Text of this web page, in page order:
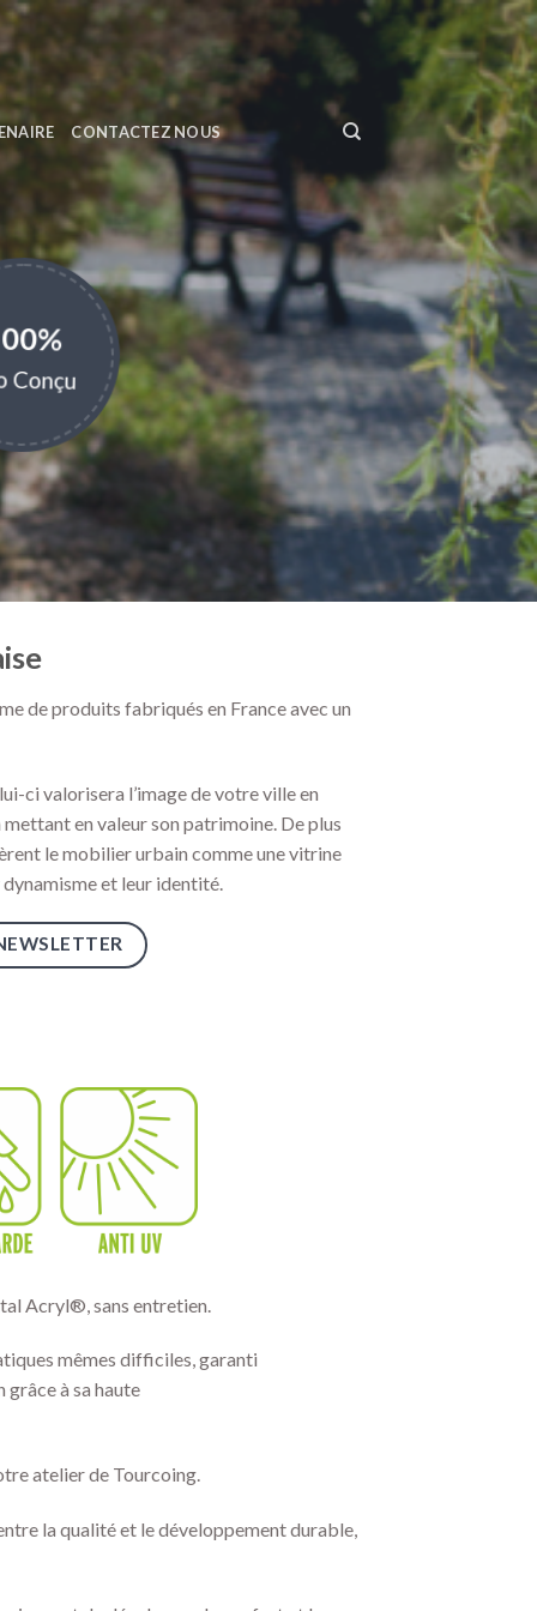
CONTACTEZ NOUS
Conçu
de produits fabriqués en France avec un
ci valorisera l’image de votre ville en
en valeur son patrimoine. De plus
le mobilier urbain comme une vitrine
et leur identité.
Acryl®, sans entretien.
mêmes difficiles, garanti
à sa haute
atelier de Tourcoing.
la qualité et le développement durable,